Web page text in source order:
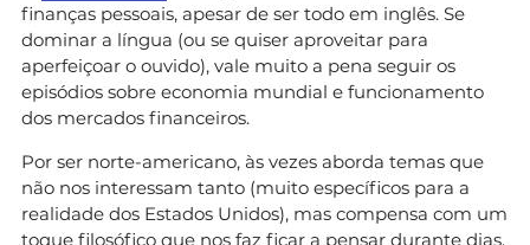
finanças pessoais, apesar de ser todo em inglês. Se
dominar a língua (ou se quiser aproveitar para
aperfeiçoar o ouvido), vale muito a pena seguir os
episódios sobre economia mundial e funcionamento
dos mercados financeiros.
Por ser norte-americano, às vezes aborda temas que
não nos interessam tanto (muito específicos para a
realidade dos Estados Unidos), mas compensa com um
toque filosófico que nos faz ficar a pensar durante dias.